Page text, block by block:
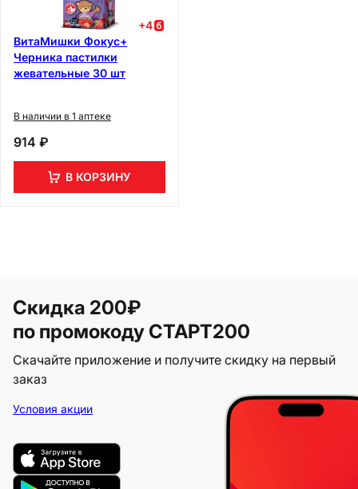
+4
ВитаМишки Фокус+
Черника пастилки
жевательные 30 шт
В наличии в 1 аптеке
914 ₽
В КОРЗИНУ
Скидка 200₽
по промокоду СТАРТ200
Скачайте приложение и получите скидку на первый
заказ
Условия акции